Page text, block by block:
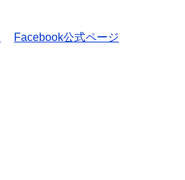
Facebook公式ページ